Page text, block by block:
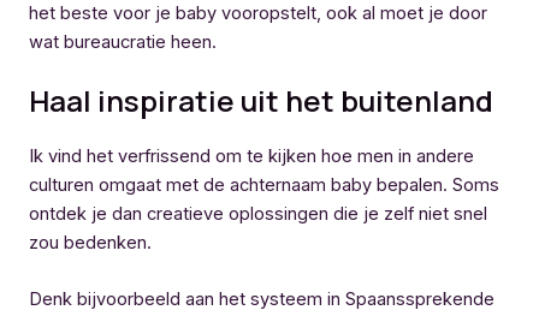
het beste voor je baby vooropstelt, ook al moet je door
wat bureaucratie heen.
Haal inspiratie uit het buitenland
Ik vind het verfrissend om te kijken hoe men in andere
culturen omgaat met de achternaam baby bepalen. Soms
ontdek je dan creatieve oplossingen die je zelf niet snel
zou bedenken.
Denk bijvoorbeeld aan het systeem in Spaanssprekende